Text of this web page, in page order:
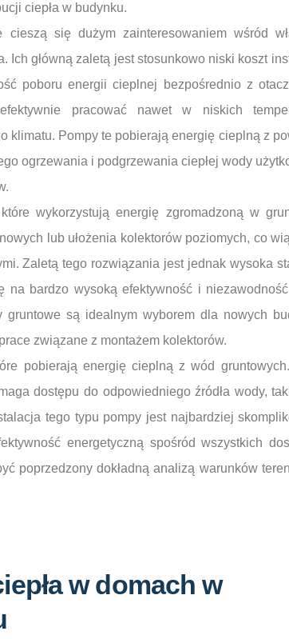
ciepła w budynku.
cieszą się dużym zainteresowaniem wśród
Ich główną zaletą jest stosunkowo niski koszt
poboru energii cieplnej bezpośrednio z
pracować nawet w niskich
klimatu. Pompy te pobierają energię cieplną z
ogrzewania i podgrzewania ciepłej wody
wykorzystują energię zgromadzoną w
lub ułożenia kolektorów poziomych, co
Zaletą tego rozwiązania jest jednak wysoka
na bardzo wysoką efektywność i
gruntowe są idealnym wyborem dla nowych
związane z montażem kolektorów.
pobierają energię cieplną z wód
dostępu do odpowiedniego źródła wody,
tego typu pompy jest najbardziej
energetyczną spośród wszystkich
poprzedzony dokładną analizą warunków
w domach w